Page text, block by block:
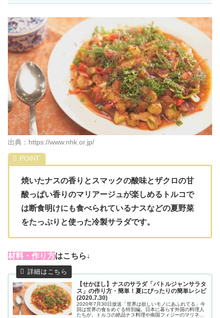
出典：https://www.nhk.or.jp/
焼いたナスの香りとスマックの酸味とザクロの甘
酸っぱい香りのマリアージュが楽しめるトルコで
は断食明けにも食べられているナスなどの夏野菜
をたっぷりと使った冷製サラダです。
材料・作り方はこちら↓
【せかほし】ナスのサラダ「パトルジャンサラタ
ス」の作り方・簡単！夏にぴったりの簡単レシピ
(2020.7.30)
2020年7月30日放送「世界は欲しいモノにあふれてる」今
回は世界の食をめぐる特別編。日本に暮らす外国の料理人
たちが、トルコの絶品ナス料理や南国フィジーのマリネな